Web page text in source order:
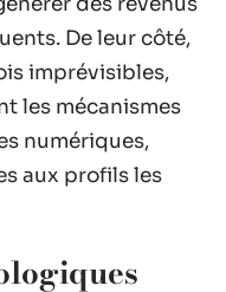
De leur côté,
imprévisibles,
les mécanismes
numériques,
aux profils les